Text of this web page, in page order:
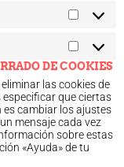
DE COOKIES
las cookies de
que ciertas
es cambiar los ajustes
mensaje cada vez
sobre estas
«Ayuda» de tu